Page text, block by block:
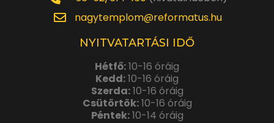
nagytemplom@reformatus.hu
NYITVATARTÁSI IDŐ
Hétfő:10-16 óráig
Kedd:10-16 óráig
Szerda:10-16 óráig
Csütörtök:10-16 óráig
Péntek:10-14 óráig